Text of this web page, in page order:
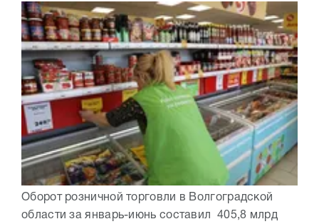
Оборот розничной торговли в Волгоградской
области за январь-июнь составил 405,8 млрд